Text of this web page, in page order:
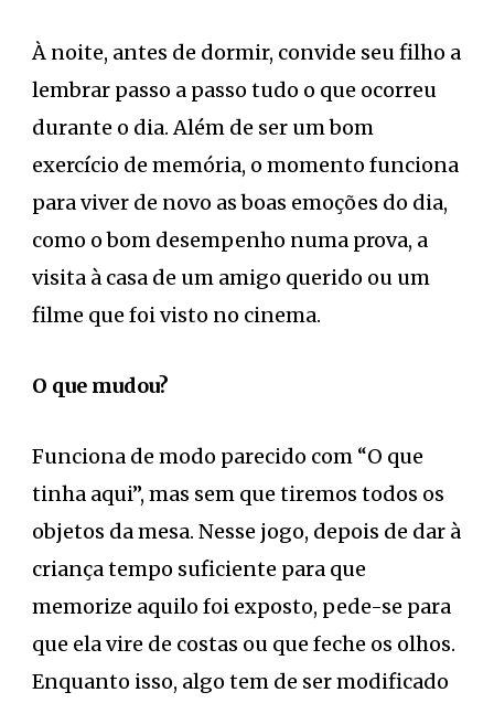
À noite, antes de dormir, convide seu filho a
lembrar passo a passo tudo o que ocorreu
durante o dia. Além de ser um bom
exercício de memória, o momento funciona
para viver de novo as boas emoções do dia,
como o bom desempenho numa prova, a
visita à casa de um amigo querido ou um
filme que foi visto no cinema.
O que mudou?
Funciona de modo parecido com “O que
tinha aqui”, mas sem que tiremos todos os
objetos da mesa. Nesse jogo, depois de dar à
criança tempo suficiente para que
memorize aquilo foi exposto, pede-se para
que ela vire de costas ou que feche os olhos.
Enquanto isso, algo tem de ser modificado